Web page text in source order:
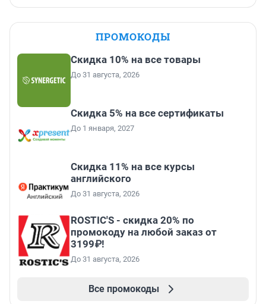
ПРОМОКОДЫ
Скидка 10% на все товары
До 31 августа, 2026
Скидка 5% на все сертификаты
До 1 января, 2027
Скидка 11% на все курсы
английского
До 31 августа, 2026
ROSTIC'S - скидка 20% по
промокоду на любой заказ от
3199₽!
До 31 августа, 2026
Все промокоды